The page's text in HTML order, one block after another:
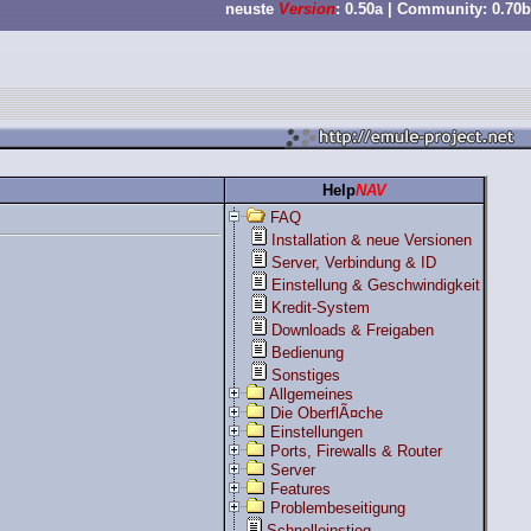
neuste Version: 0.50a | Community: 0.70b
HelpNAV
FAQ
Installation & neue Versionen
Server, Verbindung & ID
Einstellung & Geschwindigkeit
Kredit-System
Downloads & Freigaben
Bedienung
Sonstiges
Allgemeines
Die OberflÃ¤che
Einstellungen
Ports, Firewalls & Router
Server
Features
Problembeseitigung